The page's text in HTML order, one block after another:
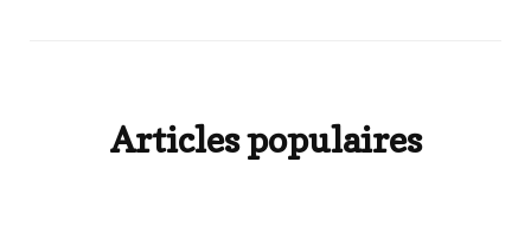
Articles populaires